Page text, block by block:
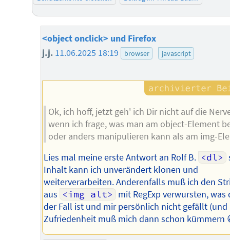
<object onclick> und Firefox
j.j. 11.06.2025 18:19 browser javascript
Ok, ich hoff, jetzt geh' ich Dir nicht auf die
wenn ich frage, was man am object-Element
oder anders manipulieren kann als am img-
Lies mal meine erste Antwort an Rolf B. <dl>
Inhalt kann ich unverändert klonen und
weiterverarbeiten. Anderenfalls muß ich den
aus <img alt> mit RegExp verwursten, was
der Fall ist und mir persönlich nicht gefällt (und
Zufriedenheit muß mich dann schon kümmern